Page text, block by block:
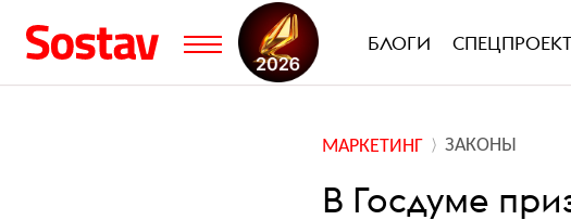
БЛОГИ
МАРКЕТИНГ ЗАКОНЫ
В Госдуме